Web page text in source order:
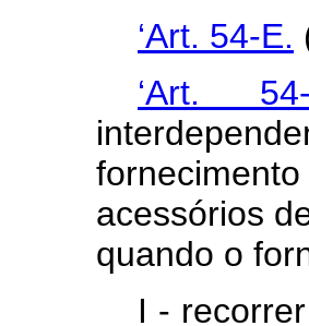
‘Art. 54-E.
‘Art.
acessórios
quando o
I -